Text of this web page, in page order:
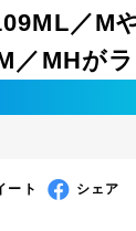
／M
／MHが
ート シェア